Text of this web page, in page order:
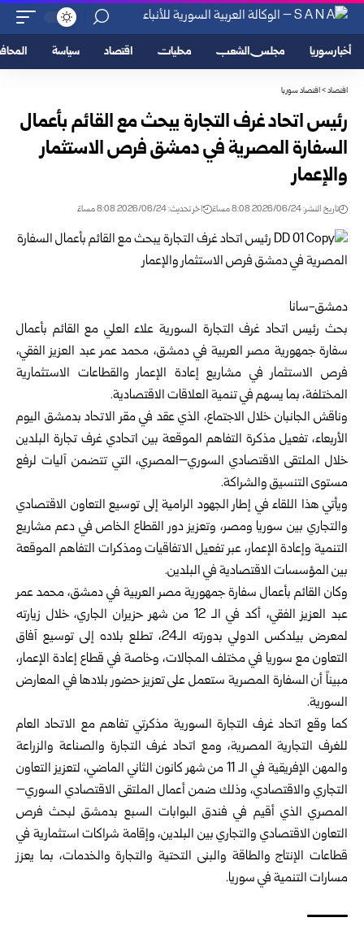
أخبار سوريا مجلس الشعب محليات اقتصاد سياسة
اقتصاد>اقتصاد سوريا
رئيس اتحاد غرف التجارة يبحث مع القائم بأعمال
السفارة المصرية في دمشق فرص الاستثمار
والإعمار
تاريخ النشر: 2026/06/24 8:08 مساءً اخر تحديث: 2026/06/24 8:08 مساءً
دمشق-سانا
بحث رئيس اتحاد غرف التجارة السورية علاء العلي مع القائم بأعمال
سفارة جمهورية مصر العربية في دمشق، محمد عمر عبد العزيز الفقي،
فرص الاستثمار في مشاريع إعادة الإعمار والقطاعات الاستثمارية
المختلفة، بما يسهم في تنمية العلاقات الاقتصادية.
وناقش الجانبان خلال الاجتماع، الذي عقد في مقر الاتحاد بدمشق اليوم
الأربعاء، تفعيل مذكرة التفاهم الموقعة بين اتحادي غرف تجارة البلدين
خلال الملتقى الاقتصادي السوري–المصري، التي تتضمن آليات لرفع
مستوى التنسيق والشراكة.
ويأتي هذا اللقاء في إطار الجهود الرامية إلى توسيع التعاون الاقتصادي
والتجاري بين سوريا ومصر، وتعزيز دور القطاع الخاص في دعم مشاريع
التنمية وإعادة الإعمار، عبر تفعيل الاتفاقيات ومذكرات التفاهم الموقعة
بين المؤسسات الاقتصادية في البلدين.
وكان القائم بأعمال سفارة جمهورية مصر العربية في دمشق، محمد عمر
عبد العزيز الفقي، أكد في الـ 12 من شهر حزيران الجاري، خلال زيارته
لمعرض بيلدكس الدولي بدورته الـ24، تطلع بلاده إلى توسيع آفاق
التعاون مع سوريا في مختلف المجالات، وخاصة في قطاع إعادة الإعمار،
مبيناً أن السفارة المصرية ستعمل على تعزيز حضور بلادها في المعارض
السورية.
كما وقع اتحاد غرف التجارة السورية مذكرتي تفاهم مع الاتحاد العام
للغرف التجارية المصرية، ومع اتحاد غرف التجارة والصناعة والزراعة
والمهن الإفريقية في الـ 11 من شهر كانون الثاني الماضي، لتعزيز التعاون
التجاري والاقتصادي، وذلك ضمن أعمال الملتقى الاقتصادي السوري–
المصري الذي أقيم في فندق البوابات السبع بدمشق لبحث فرص
التعاون الاقتصادي والتجاري بين البلدين، وإقامة شراكات استثمارية في
قطاعات الإنتاج والطاقة والبنى التحتية والتجارة والخدمات، بما يعزز
مسارات التنمية في سوريا.